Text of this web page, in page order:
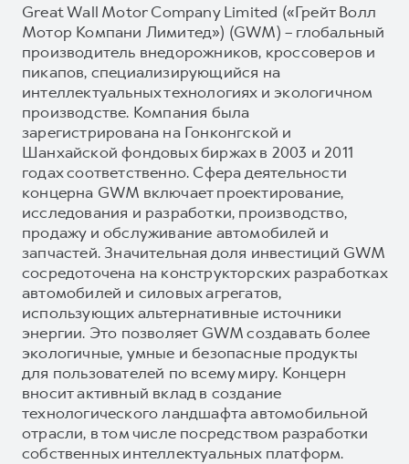
Great Wall Motor Company Limited («Грейт Волл
Мотор Компани Лимитед») (GWM) – глобальный
производитель внедорожников, кроссоверов и
пикапов, специализирующийся на
интеллектуальных технологиях и экологичном
производстве. Компания была
зарегистрирована на Гонконгской и
Шанхайской фондовых биржах в 2003 и 2011
годах соответственно. Сфера деятельности
концерна GWM включает проектирование,
исследования и разработки, производство,
продажу и обслуживание автомобилей и
запчастей. Значительная доля инвестиций GWM
сосредоточена на конструкторских разработках
автомобилей и силовых агрегатов,
использующих альтернативные источники
энергии. Это позволяет GWM создавать более
экологичные, умные и безопасные продукты
для пользователей по всему миру. Концерн
вносит активный вклад в создание
технологического ландшафта автомобильной
отрасли, в том числе посредством разработки
собственных интеллектуальных платформ.